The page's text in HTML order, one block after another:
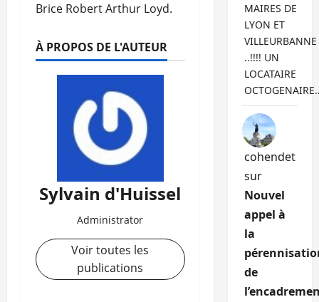
Brice Robert Arthur Loyd.
À PROPOS DE L'AUTEUR
Sylvain d'Huissel
Administrator
Voir toutes les
publications
MAIRES DE
LYON ET
VILLEURBANNE
..!!!! UN
LOCATAIRE
cohendet
sur
Nouvel
appel à
la
de